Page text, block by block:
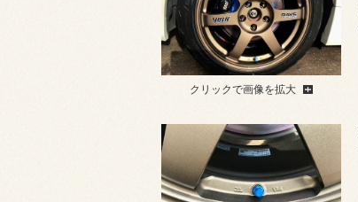
クリックで画像を拡大